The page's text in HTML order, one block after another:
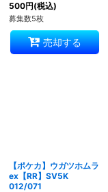
500円(税込)
募集数5枚
売却する
【ポケカ】ウガツホムラ
ex【RR】SV5K
012/071